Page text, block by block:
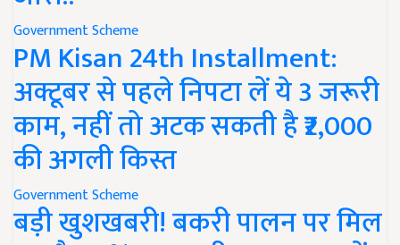
Government Scheme
PM Kisan 24th Installment:
अक्टूबर से पहले निपटा लें ये 3 जरूरी
काम, नहीं तो अटक सकती है ₹2,000
की अगली किस्त
Government Scheme
बड़ी खुशखबरी! बकरी पालन पर मिल